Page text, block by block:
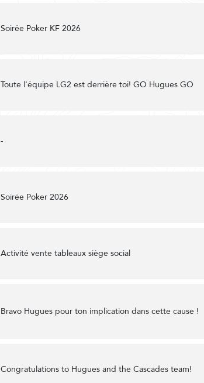
Soirée Poker KF 2026
Toute l'équipe LG2 est derrière toi! GO Hugues GO
-
Soirée Poker 2026
Activité vente tableaux siège social
Bravo Hugues pour ton implication dans cette cause !
Congratulations to Hugues and the Cascades team!